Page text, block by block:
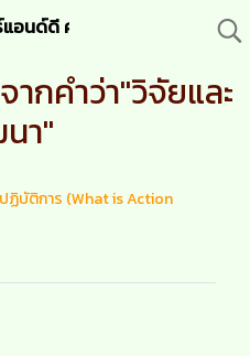
อนด์ดี ครีเอชั่น จำกัด (R&D
กคำว่า"วิจัยและ
า"
ฏิบัติการ (What is Action